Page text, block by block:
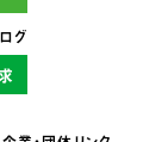
グ